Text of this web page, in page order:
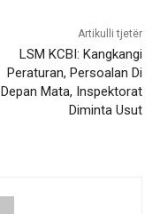
Artikulli tjetër
LSM KCBI: Kangkangi
Peraturan, Persoalan Di
Depan Mata, Inspektorat
Diminta Usut